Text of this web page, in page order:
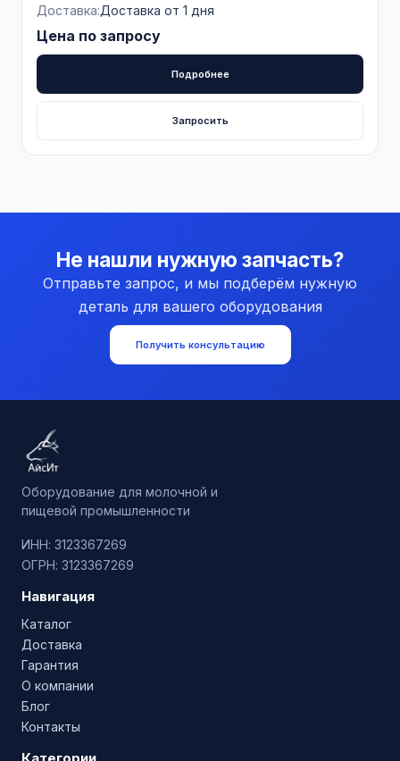
Доставка:Доставка от 1 дня
Цена по запросу
Подробнее
Запросить
Не нашли нужную запчасть?
Отправьте запрос, и мы подберём нужную
деталь для вашего оборудования
Получить консультацию
Оборудование для молочной и
пищевой промышленности
ИНН: 3123367269
ОГРН: 3123367269
Навигация
Каталог
Доставка
Гарантия
О компании
Блог
Контакты